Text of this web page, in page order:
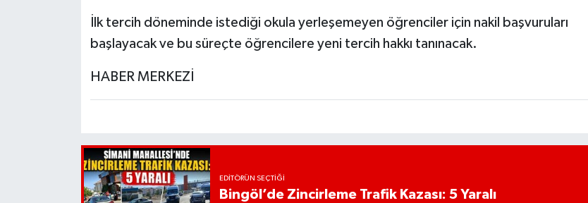
İlk tercih döneminde istediği okula yerleşemeyen öğrenciler için nakil başvuruları
başlayacak ve bu süreçte öğrencilere yeni tercih hakkı tanınacak.
HABER MERKEZİ
EDITÖRÜN SEÇTIĞI
Bingöl’de Zincirleme Trafik Kazası: 5 Yaralı